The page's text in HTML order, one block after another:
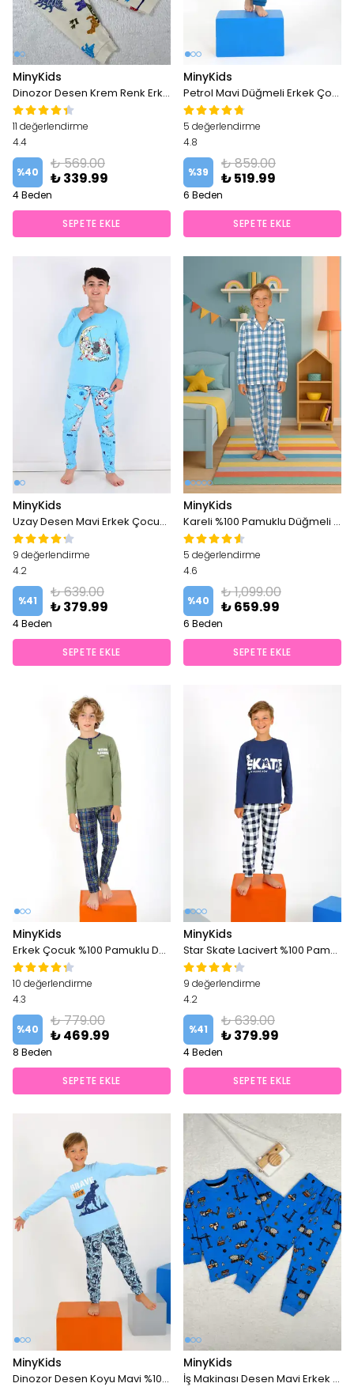
MinyKids
Dinozor Desen Krem Renk Erkek Çocuk Pijama Takım
11 değerlendirme
4.4
%40
₺ 569.00
₺ 339.99
4 Beden
SEPETE EKLE
MinyKids
Petrol Mavi Düğmeli Erkek Çocuk Pijama Takım
5 değerlendirme
4.8
%39
₺ 859.00
₺ 519.99
6 Beden
SEPETE EKLE
MinyKids
Uzay Desen Mavi Erkek Çocuk Pijama Takım
9 değerlendirme
4.2
%41
₺ 639.00
₺ 379.99
4 Beden
SEPETE EKLE
MinyKids
Kareli %100 Pamuklu Düğmeli Erkek Çocuk Pijama Takım
5 değerlendirme
4.6
%40
₺ 1,099.00
₺ 659.99
6 Beden
SEPETE EKLE
MinyKids
Erkek Çocuk %100 Pamuklu Düğme Detaylı Yeşil Pijama Takım
10 değerlendirme
4.3
%40
₺ 779.00
₺ 469.99
8 Beden
SEPETE EKLE
MinyKids
Star Skate Lacivert %100 Pamuklu Erkek Çocuk Pijama Takım
9 değerlendirme
4.2
%41
₺ 639.00
₺ 379.99
4 Beden
SEPETE EKLE
MinyKids
Dinozor Desen Koyu Mavi %100 Pamuklu Erkek Çocuk Pijama Takım
MinyKids
İş Makinası Desen Mavi Erkek Çocuk Pijama Takım